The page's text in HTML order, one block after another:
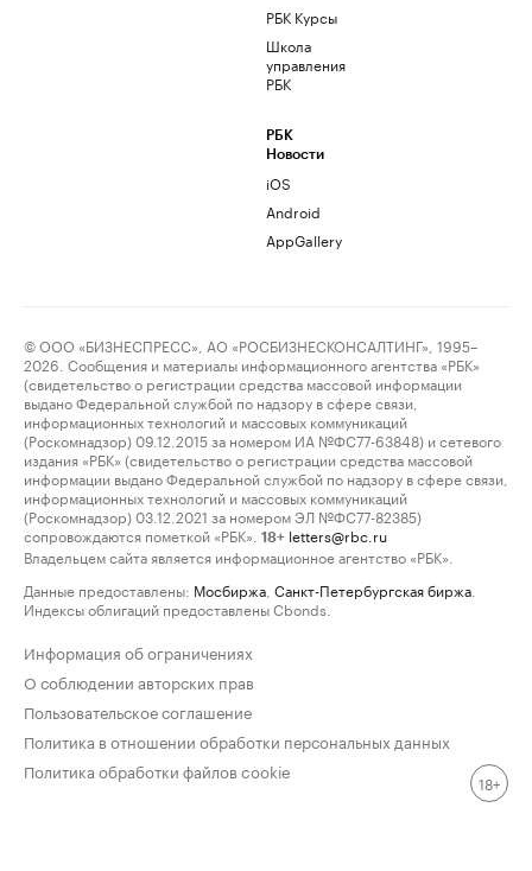
РБК Курсы
Школа
управления
РБК
РБК
Новости
iOS
Android
AppGallery
© ООО «БИЗНЕСПРЕСС», АО «РОСБИЗНЕСКОНСАЛТИНГ», 1995–
2026. Сообщения и материалы информационного агентства «РБК»
(свидетельство о регистрации средства массовой информации
выдано Федеральной службой по надзору в сфере связи,
информационных технологий и массовых коммуникаций
(Роскомнадзор) 09.12.2015 за номером ИА №ФС77-63848) и сетевого
издания «РБК» (свидетельство о регистрации средства массовой
информации выдано Федеральной службой по надзору в сфере связи,
информационных технологий и массовых коммуникаций
(Роскомнадзор) 03.12.2021 за номером ЭЛ №ФС77-82385)
сопровождаются пометкой «РБК».
18+ letters@rbc.ru
Владельцем сайта является информационное агентство «РБК».
Данные предоставлены: Мосбиржа Санкт-Петербургская биржа
Индексы облигаций предоставлены Cbonds.
Информация об ограничениях
О соблюдении авторских прав
Пользовательское соглашение
Политика в отношении обработки персональных данных
Политика обработки файлов cookie
18+